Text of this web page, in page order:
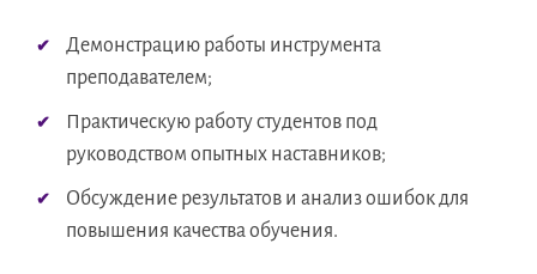
Демонстрацию работы инструмента
преподавателем;
Практическую работу студентов под
руководством опытных наставников;
Обсуждение результатов и анализ ошибок для
повышения качества обучения.